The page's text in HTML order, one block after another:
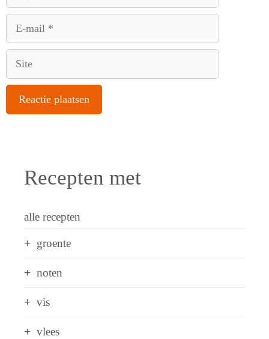
Recepten met
alle recepten
groente
noten
vis
vlees